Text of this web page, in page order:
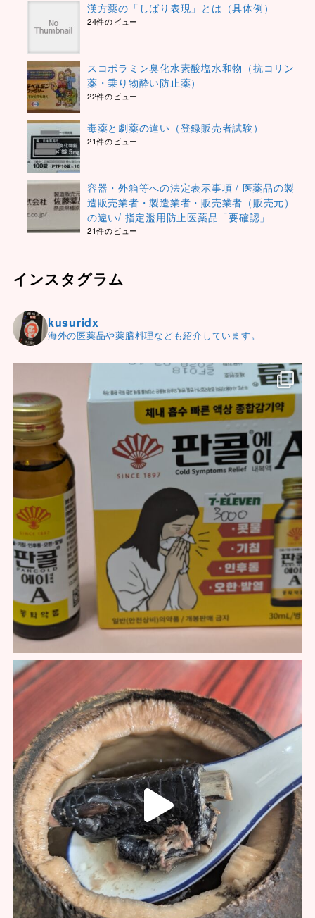
漢方薬の「しばり表現」とは（具体例）
24件のビュー
スコポラミン臭化水素酸塩水和物（抗コリン
薬・乗り物酔い防止薬）
22件のビュー
毒薬と劇薬の違い（登録販売者試験）
21件のビュー
容器・外箱等への法定表示事項 / 医薬品の製
造販売業者・製造業者・販売業者（販売元）
の違い/ 指定濫用防止医薬品「要確認」
21件のビュー
インスタグラム
kusuridx
海外の医薬品や薬膳料理なども紹介しています。